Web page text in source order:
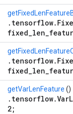
getVarLenFeature ()
2;